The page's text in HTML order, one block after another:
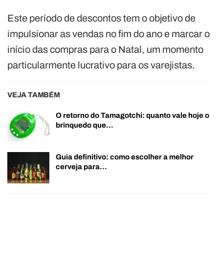
Este período de descontos tem o objetivo de
impulsionar as vendas no fim do ano e marcar o
início das compras para o Natal, um momento
particularmente lucrativo para os varejistas.
VEJA TAMBÉM
O retorno do Tamagotchi: quanto vale hoje o
brinquedo que…
Guia definitivo: como escolher a melhor
cerveja para…